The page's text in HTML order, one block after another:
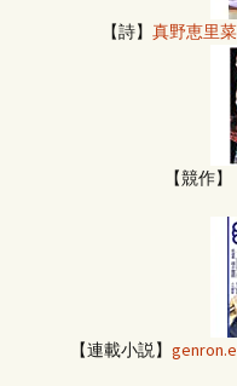
【詩】 真野恵里
【競作】
【連載小説】